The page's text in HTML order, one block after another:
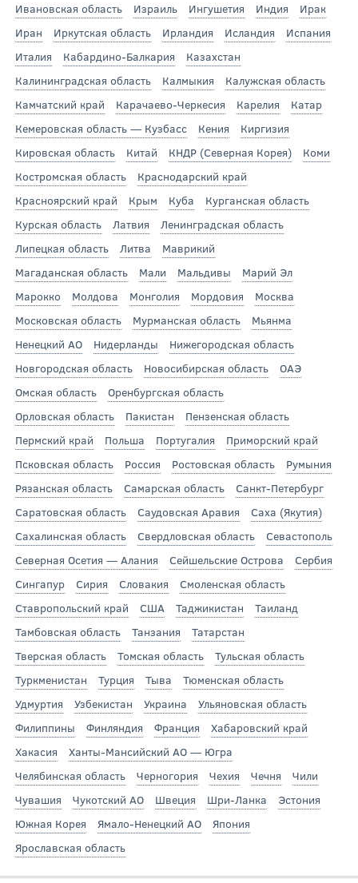
Ивановская область
Израиль Ингушетия Индия
Ирак
Иран
Иркутская область Ирландия Исландия
Испания
Италия
Кабардино-Балкария
Казахстан
Калининградская область
Калмыкия
Калужская область
Камчатский край
Карачаево-Черкесия Карелия
Катар
Кемеровская область — Кузбасс
Кения
Киргизия
Кировская область
Китай КНДР (Северная Корея)
Коми
Костромская область
Краснодарский край
Красноярский край
Крым Куба
Курганская область
Курская область
Латвия
Ленинградская область
Липецкая область
Литва
Маврикий
Магаданская область
Мали Мальдивы
Марий Эл
Марокко
Молдова Монголия Мордовия
Москва
Московская область
Мурманская область
Мьянма
Ненецкий АО
Нидерланды
Нижегородская область
Новгородская область
Новосибирская область
ОАЭ
Омская область
Оренбургская область
Орловская область
Пакистан
Пензенская область
Пермский край
Польша Португалия
Приморский край
Псковская область
Россия Ростовская область
Румыния
Рязанская область
Самарская область
Санкт-Петербург
Саратовская область
Саудовская Аравия
Саха (Якутия)
Сахалинская область
Свердловская область
Севастополь
Северная Осетия — Алания
Сейшельские Острова
Сербия
Сингапур
Сирия Словакия
Смоленская область
Ставропольский край
США Таджикистан
Таиланд
Тамбовская область
Танзания
Татарстан
Тверская область
Томская область
Тульская область
Туркменистан
Турция Тыва
Тюменская область
Удмуртия
Узбекистан Украина
Ульяновская область
Филиппины
Финляндия Франция
Хабаровский край
Хакасия
Ханты-Мансийский АО — Югра
Челябинская область
Черногория Чехия Чечня
Чили
Чувашия
Чукотский АО Швеция Шри-Ланка
Эстония
Южная Корея
Ямало-Ненецкий АО
Япония
Ярославская область